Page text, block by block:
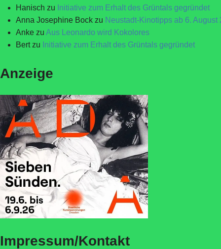
Hanisch zu Initiative zum Erhalt des Grüntals gegründet
Anna Josephine Bock zu Neustadt-Kinotipps ab 6. August
Anke zu Aus Leonardo wird Kokolores
Bertzu Initiative zum Erhalt des Grüntals gegründet
Anzeige
Impressum/Kontakt